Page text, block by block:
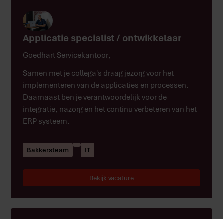
Applicatie specialist / ontwikkelaar
Goedhart Servicekantoor,
Samen met je collega's draag jezorg voor het
implementeren van de applicaties en processen.
Daarnaast ben je verantwoordelijk voor de
integratie, nazorg en het continu verbeteren van het
ERP systeem.
Bakkersteam IT
Bekijk vacature